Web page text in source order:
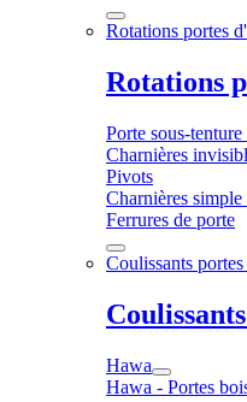
Rotations portes
Rotations
Porte sous-tenture
Charnières
Pivots
Charnières
Ferrures de porte
Coulissants
Hawa
Hawa - Portes